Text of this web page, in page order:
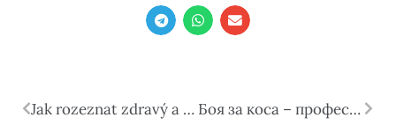
Jak rozeznat zdravý a nezdravý vztah k půjčkám? Боя за коса – професионалният избор за дълготраен цвят и здрава коса